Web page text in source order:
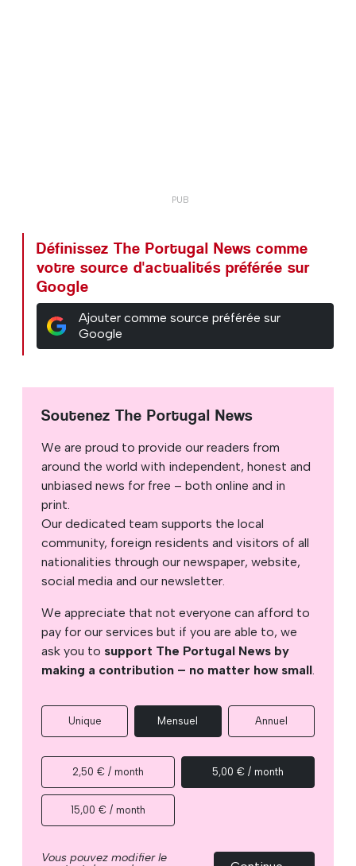
Définissez The Portugal News comme
votre source d'actualités préférée sur
Google
Ajouter comme source préférée sur
Google
Soutenez The Portugal News
We are proud to provide our readers from
around the world with independent, honest and
unbiased news for free – both online and in
print.
Our dedicated team supports the local
community, foreign residents and visitors of all
nationalities through our newspaper, website,
social media and our newsletter.
We appreciate that not everyone can afford to
pay for our services but if you are able to, we
ask you to support The Portugal News by
making a contribution – no matter how small.
Unique Mensuel Annuel
2,50 € / month 5,00 € / month
15,00 € / month
Vous pouvez modifier le